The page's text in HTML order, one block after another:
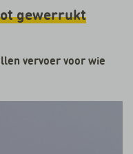
gewerrukt
vervoer voor wie